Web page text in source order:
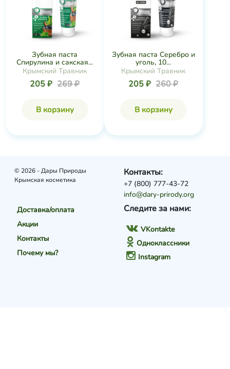
Зубная паста
Спирулина и сакская...
Крымский Травник
205 ₽ 269 ₽
В корзину
Зубная паста Серебро и
уголь, 10...
Крымский Травник
205 ₽ 260 ₽
В корзину
© 2026 - Дары Природы
Крымская косметика
Доставка/оплата
Акции
Контакты
Почему мы?
Следите за нами:
VKontakte
Одноклассники
Instagram
Контакты:
+7 (800) 777-43-72
info@dary-prirody.org